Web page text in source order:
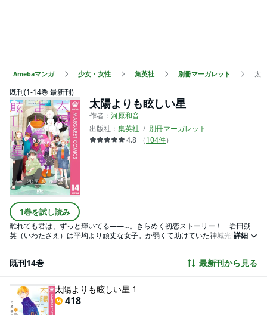
Amebaマンガ 少女・女性 集英社 別冊マーガレット 太
既刊(1-14巻 最新刊)
1巻を試し読み
太陽よりも眩しい星
作者： 河原和音
出版社： 集英社
別冊マーガレット
4.8
（104件）
離れても君は、ずっと輝いてる――…。きらめく初恋ストーリー！ 岩田朔
英（いわたさえ）は平均より頑丈な女子。か弱くて助けていた神城光輝に片
詳細
既刊14巻 最新刊から見る
太陽よりも眩しい星 1
418